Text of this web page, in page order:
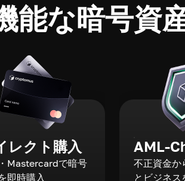
能な暗号資
レクト購入
Mastercardで暗号
即時購入
AML-
不正資金か
とビジネス